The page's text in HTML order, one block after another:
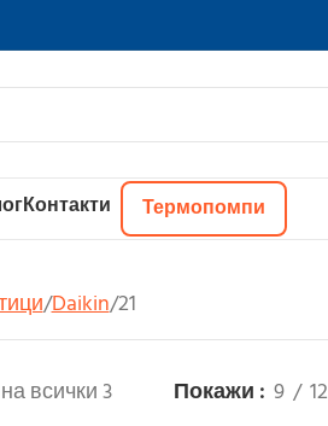
Контакти Термопомпи
Daikin 21
всички 3
Покажи 9 12